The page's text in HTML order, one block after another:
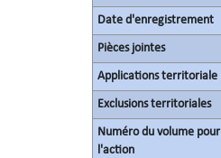
Date d'enregistrement
Pièces jointes
Applications territoriale
Exclusions territoriales
Numéro du volume pour
l'action